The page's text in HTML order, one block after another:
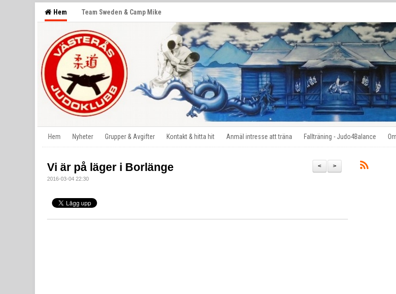
Hem Team Sweden & Camp Mike
Hem Nyheter Grupper & Avgifter Kontakt & hitta hit Anmäl intresse att träna Fallträning - Judo4Balance
>
<
Vi är på läger i Borlänge
2016-03-04 22:30